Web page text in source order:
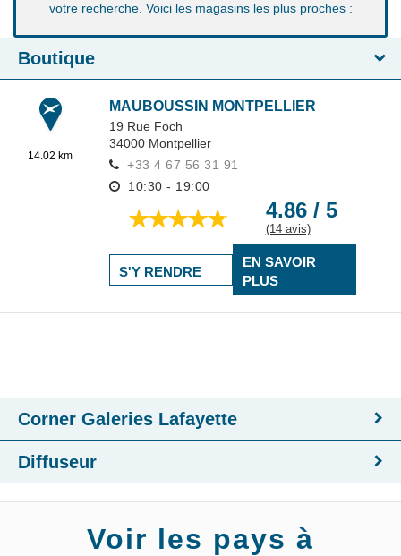
votre recherche. Voici les magasins les plus proches :
Boutique
14.02 km
MAUBOUSSIN MONTPELLIER
19 Rue Foch
34000 Montpellier
+33 4 67 56 31 91
10:30 - 19:00
4.86 / 5
(14 avis)
EN SAVOIR
PLUS
S'Y RENDRE
Corner Galeries Lafayette
Diffuseur
Voir les pays à